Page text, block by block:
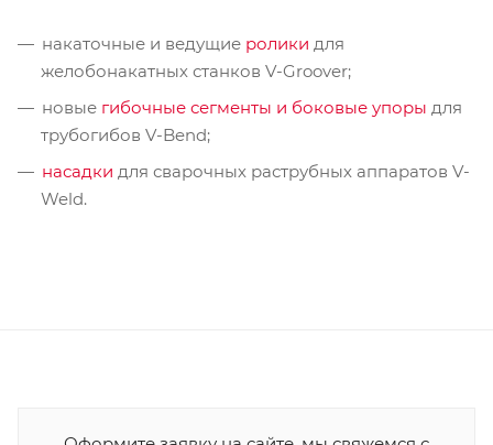
накаточные и ведущие ролики для
желобонакатных станков V-Groover;
новые гибочные сегменты и боковые упоры для
трубогибов V-Bend;
насадки для сварочных раструбных аппаратов V-
Weld.